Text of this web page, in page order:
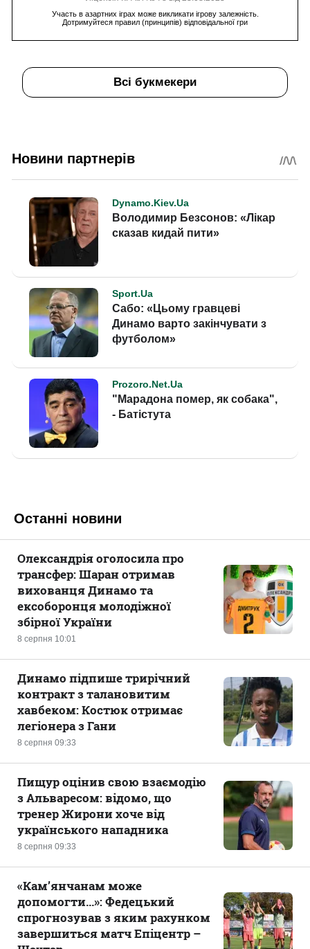
Участь в азартних іграх може викликати ігрову залежність.
Дотримуйтеся правил (принципів) відповідальної гри
Всі букмекери
Останні новини
8 серпня 10:01
Олександрія оголосила про
трансфер: Шаран отримав
вихованця Динамо та
ексоборонця молодіжної
збірної України
8 серпня 09:33
Динамо підпише трирічний
контракт з талановитим
хавбеком: Костюк отримає
легіонера з Гани
8 серпня 09:33
Пищур оцінив свою взаємодію
з Альваресом: відомо, що
тренер Жирони хоче від
українського нападника
«Кам’янчанам може
допомогти...»: Федецький
спрогнозував з яким рахунком
завершиться матч Епіцентр –